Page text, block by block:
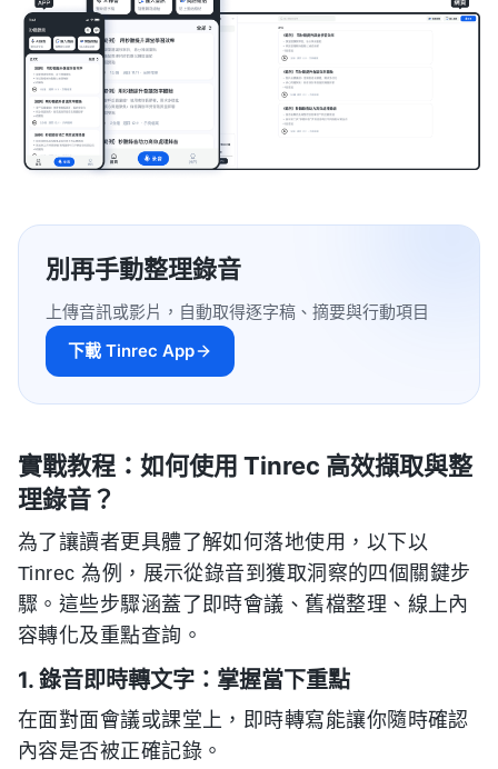
別再手動整理錄音
上傳音訊或影片，自動取得逐字稿、摘要與行動項目
下載 Tinrec App
實戰教程：如何使用 Tinrec 高效擷取與整
理錄音？
為了讓讀者更具體了解如何落地使用，以下以
Tinrec 為例，展示從錄音到獲取洞察的四個關鍵步
驟。這些步驟涵蓋了即時會議、舊檔整理、線上內
容轉化及重點查詢。
1. 錄音即時轉文字：掌握當下重點
在面對面會議或課堂上，即時轉寫能讓你隨時確認
內容是否被正確記錄。